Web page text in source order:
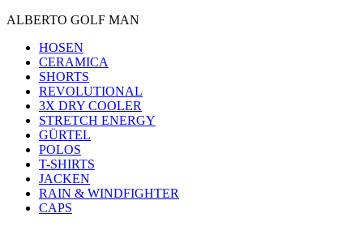
ALBERTO GOLF MAN
HOSEN
CERAMICA
SHORTS
REVOLUTIONAL
3X DRY COOLER
STRETCH ENERGY
GÜRTEL
POLOS
T-SHIRTS
JACKEN
RAIN & WINDFIGHTER
CAPS